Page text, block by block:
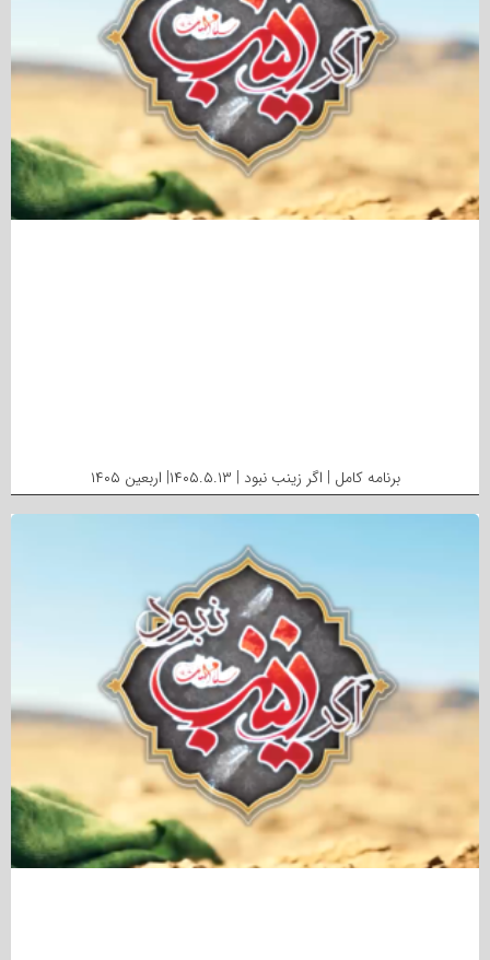
برنامه کامل | اگر زینب نبود | ۱۴۰۵.۵.۱۳| اربعین ۱۴۰۵